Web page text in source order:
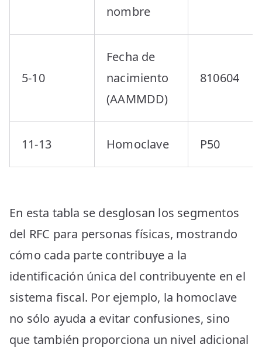
nombre
5-10
Fecha de
nacimiento
(AAMMDD)
810604
11-13 Homoclave P50
En esta tabla se desglosan los segmentos
del RFC para personas físicas, mostrando
cómo cada parte contribuye a la
identificación única del contribuyente en el
sistema fiscal. Por ejemplo, la homoclave
no sólo ayuda a evitar confusiones, sino
que también proporciona un nivel adicional